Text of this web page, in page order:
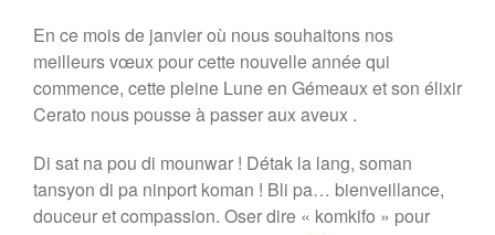
En ce mois de janvier où nous souhaitons nos
meilleurs vœux pour cette nouvelle année qui
commence, cette pleine Lune en Gémeaux et son élixir
Cerato nous pousse à passer aux aveux .
Di sat na pou di mounwar ! Détak la lang, soman
tansyon di pa ninport koman ! Bli pa… bienveillance,
douceur et compassion. Oser dire « komkifo » pour